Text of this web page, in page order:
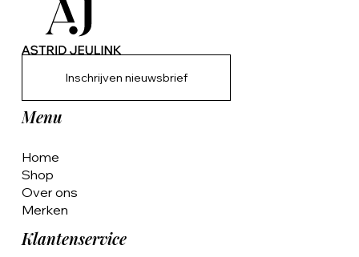
Inschrijven nieuwsbrief
Menu
Home
Shop
Over ons
Merken
Klantenservice